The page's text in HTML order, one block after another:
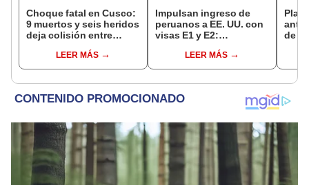
Choque fatal en Cusco:
9 muertos y seis heridos
deja colisión entre
EspinarLEER MÁS
Impulsan ingreso de
peruanos a EE. UU. con
visas E1 y E2:
pymes serían los más
beneficiados
LEER MÁS
de